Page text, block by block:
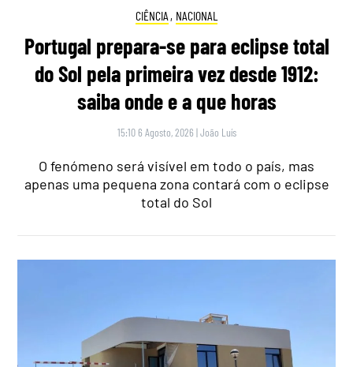
CIÊNCIA , NACIONAL
Portugal prepara-se para eclipse total
do Sol pela primeira vez desde 1912:
saiba onde e a que horas
15:10 6 Agosto, 2026 |João Luís
O fenómeno será visível em todo o país, mas
apenas uma pequena zona contará com o eclipse
total do Sol